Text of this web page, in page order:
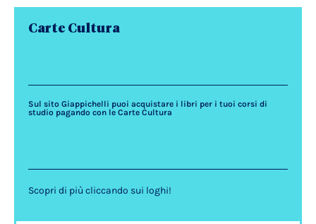
Carte Cultura
Sul sito Giappichelli puoi acquistare i libri per i tuoi corsi di
studio pagando con le Carte Cultura
Scopri di più cliccando sui loghi!